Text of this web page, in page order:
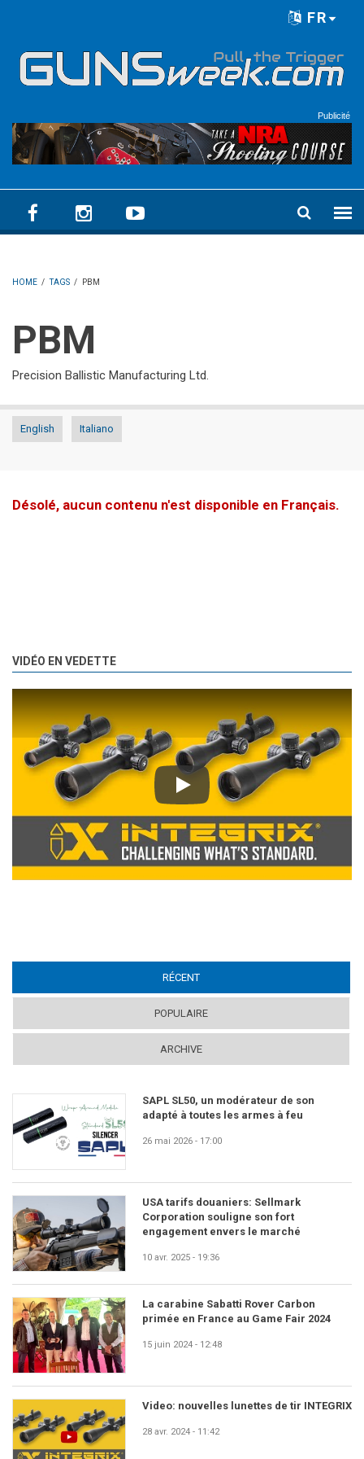
FR
Publicité
HOME / TAGS / PBM
PBM
Precision Ballistic Manufacturing Ltd.
English Italiano
Désolé, aucun contenu n'est disponible en Français.
VIDÉO EN VEDETTE
Play
RÉCENT
POPULAIRE
ARCHIVE
SAPL SL50, un modérateur de son
adapté à toutes les armes à feu
26 mai 2026 - 17:00
USA tarifs douaniers: Sellmark
Corporation souligne son fort
engagement envers le marché
10 avr. 2025 - 19:36
La carabine Sabatti Rover Carbon
primée en France au Game Fair 2024
15 juin 2024 - 12:48
Video: nouvelles lunettes de tir INTEGRIX
28 avr. 2024 - 11:42